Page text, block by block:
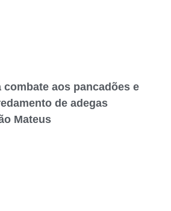
aos pancadões e
de adegas
Mateus